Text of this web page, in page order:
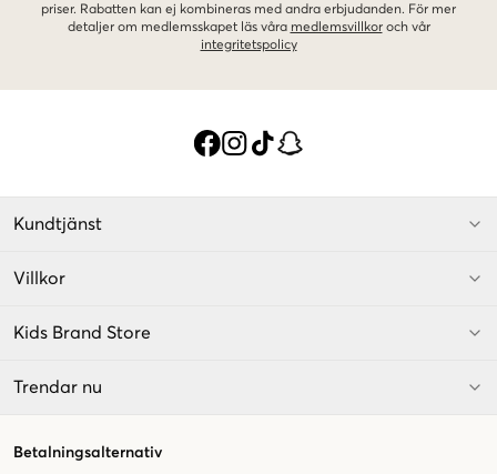
priser. Rabatten kan ej kombineras med andra erbjudanden. För mer
detaljer om medlemsskapet läs våra medlemsvillkor och vår
integritetspolicy
Kundtjänst
Villkor
Kids Brand Store
Trendar nu
Betalningsalternativ